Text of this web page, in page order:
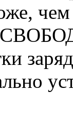
чем